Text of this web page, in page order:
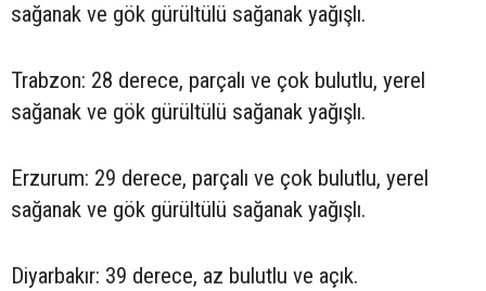
sağanak ve gök gürültülü sağanak yağışlı.
Trabzon: 28 derece, parçalı ve çok bulutlu, yerel
sağanak ve gök gürültülü sağanak yağışlı.
Erzurum: 29 derece, parçalı ve çok bulutlu, yerel
sağanak ve gök gürültülü sağanak yağışlı.
Diyarbakır: 39 derece, az bulutlu ve açık.